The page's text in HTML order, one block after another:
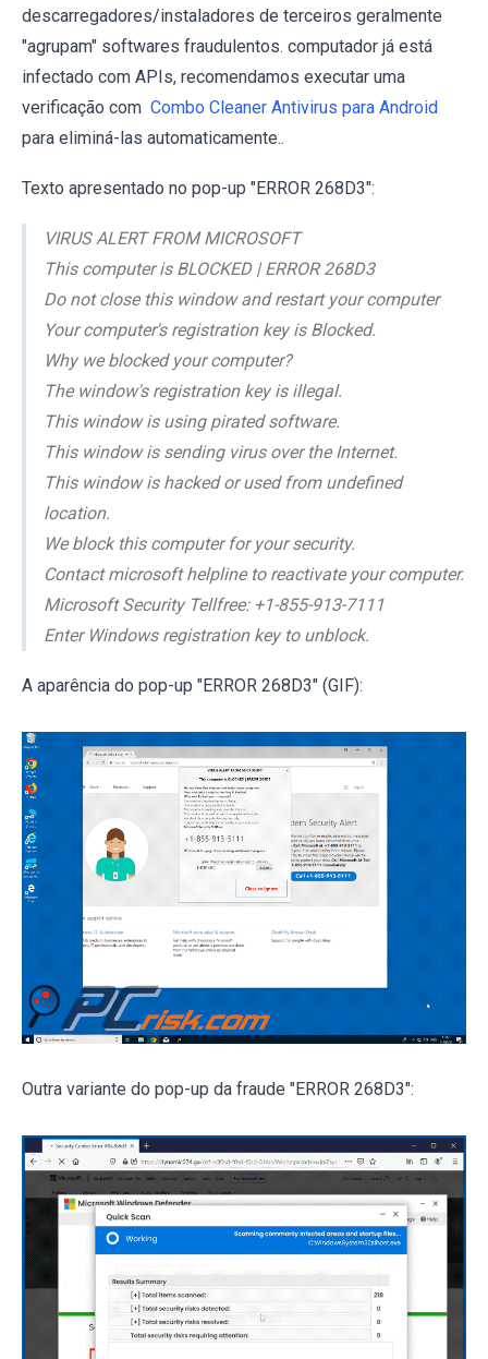
descarregadores/instaladores de terceiros geralmente
"agrupam" softwares fraudulentos. computador já está
infectado com APIs, recomendamos executar uma
verificação com Combo Cleaner Antivirus para Android
para eliminá-las automaticamente..
Texto apresentado no pop-up "ERROR 268D3":
VIRUS ALERT FROM MICROSOFT
This computer is BLOCKED | ERROR 268D3
Do not close this window and restart your computer
Your computer's registration key is Blocked.
Why we blocked your computer?
The window's registration key is illegal.
This window is using pirated software.
This window is sending virus over the Internet.
This window is hacked or used from undefined
location.
We block this computer for your security.
Contact microsoft helpline to reactivate your computer.
Microsoft Security Tellfree: +1-855-913-7111
Enter Windows registration key to unblock.
A aparência do pop-up "ERROR 268D3" (GIF):
Outra variante do pop-up da fraude "ERROR 268D3":